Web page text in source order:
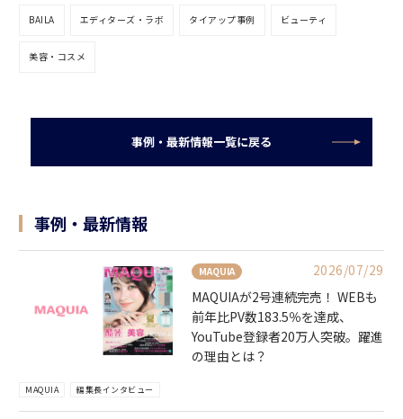
BAILA エディターズ・ラボ タイアップ事例 ビューティ
美容・コスメ
事例・最新情報一覧に戻る
事例・最新情報
MAQUIA
2026/07/29
MAQUIAが2号連続完売！ WEBも
前年比PV数183.5％を達成、
YouTube登録者20万人突破。躍進
の理由とは？
MAQUIA 編集長インタビュー